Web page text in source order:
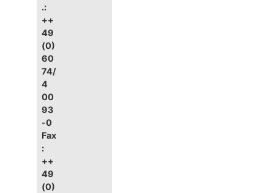
.:
++
49
(0)
60
74/
4
00
93
-0
Fax
:
++
49
(0)